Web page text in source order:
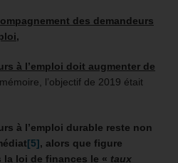
des demandeurs
,
à l’emploi doit augmenter de
l’objectif de 2019 était
à l’emploi durable reste non
[5], alors que figure
loi de finances le « taux